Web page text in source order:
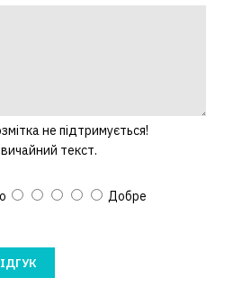
не підтримується!
текст.
Добре